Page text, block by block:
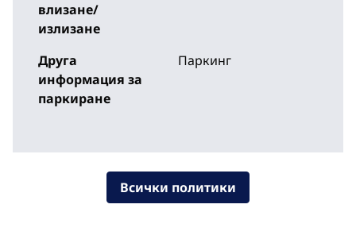
влизане/
излизане
Друга
информация за
паркиране
Паркинг
Всички политики